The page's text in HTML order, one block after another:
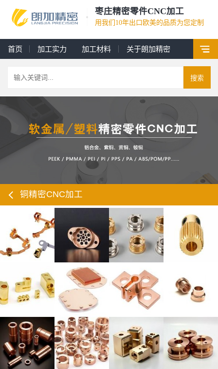
枣庄精密零件CNC加工
用我们10年出口欧美的品质为您定制
首页 加工实力 加工材料 关于朗加精密
搜索
铜精密CNC加工